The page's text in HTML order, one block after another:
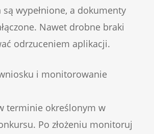
wypełnione, a dokumenty
Nawet drobne braki
odrzuceniem aplikacji.
i monitorowanie
terminie określonym w
Po złożeniu monitoruj